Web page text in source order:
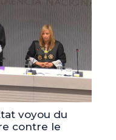
voyou du
contre le